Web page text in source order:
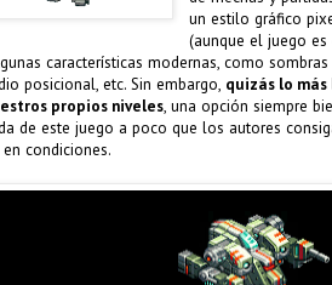
un estilo gráfico
(aunque el juego
características modernas, como
posicional, etc. Sin embargo, quizás lo
propios niveles, una opción siempre
de este juego a poco que los autores
condiciones.